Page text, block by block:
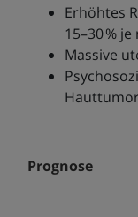
Erhöhtes
15–30 %
Massive
Prognose